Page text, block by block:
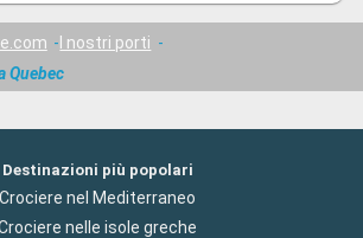
I nostri porti
Quebec
Destinazioni più popolari
Crociere nel Mediterraneo
nelle isole greche